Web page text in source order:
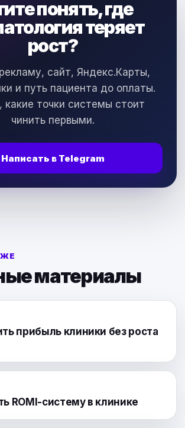
понять, где
теряет
рост?
сайт, Яндекс.Карты,
и путь пациента до оплаты.
какие точки системы стоит
чинить первыми.
Написать в Telegram
материалы
прибыль клиники без роста
ROMI-систему в клинике